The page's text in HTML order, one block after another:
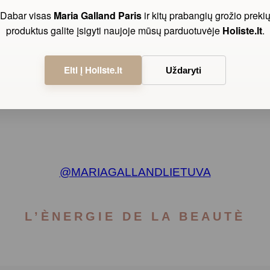
Dabar visas Maria Galland Parisir kitų prabangių grožio prekių
produktus galite įsigyti naujoje mūsų parduotuvėje Holiste.lt.
Eiti į Holiste.lt Uždaryti
@MARIAGALLANDLIETUVA
L’ÈNERGIE DE LA BEAUTÈ